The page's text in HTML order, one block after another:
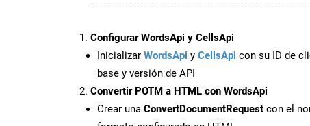
Configurar WordsApi y CellsApi
Inicializar WordsApi y CellsApi con su ID de
base y versión de API
Convertir POTM a HTML con WordsApi
Crear una ConvertDocumentRequest con el